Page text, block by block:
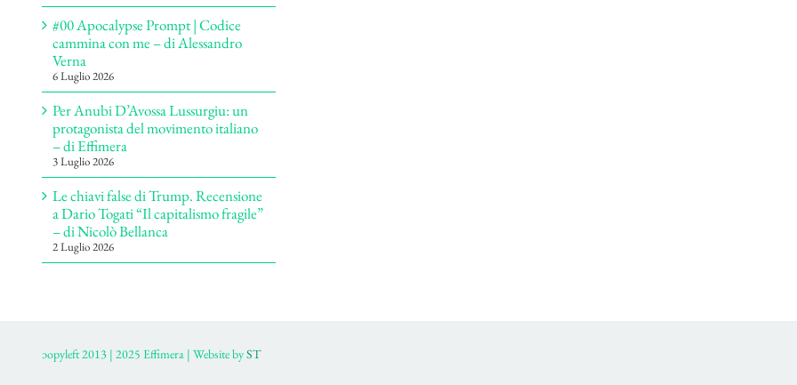
#00 Apocalypse Prompt | Codice
cammina con me – di Alessandro
Verna
6 Luglio 2026
Per Anubi D’Avossa Lussurgiu: un
protagonista del movimento italiano
– di Effimera
3 Luglio 2026
Le chiavi false di Trump. Recensione
a Dario Togati “Il capitalismo fragile”
– di Nicolò Bellanca
2 Luglio 2026
ɔopyleft 2013 | 2025 Effimera | Website byST